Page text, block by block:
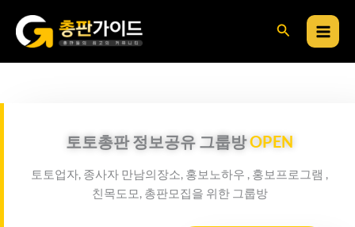
너
검
토토총판 정보공유 그룹방OPEN
토토업자, 종사자 만남의장소, 홍보노하우 , 홍보프로그램 ,
친목도모, 총판모집을 위한 그룹방